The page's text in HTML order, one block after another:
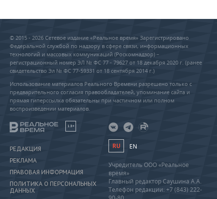
© 2015 - 2026 Сетевое издание «Реальное время» Зарегистрировано
Федеральной службой по надзору в сфере связи, информационных
технологий и массовых коммуникаций (Роскомнадзор) –
регистрационный номер ЭЛ № ФС 77 - 79627 от 18 декабря 2020 г. (ранее
свидетельство Эл № ФС 77-59331 от 18 сентября 2014 г.)
Использование материалов Реального Времени разрешено только с
предварительного согласия правообладателей, упоминание сайта и
прямая гиперссылка обязательны при частичном или полном
воспроизведении материалов.
18+
РЕДАКЦИЯ
РЕКЛАМА
ПРАВОВАЯ ИНФОРМАЦИЯ
ПОЛИТИКА О ПЕРСОНАЛЬНЫХ
ДАННЫХ
RU EN
Учредитель ООО «Реальное
время»
Главный редактор Саушина А.А.
Телефон редакции: +7 (843) 222-